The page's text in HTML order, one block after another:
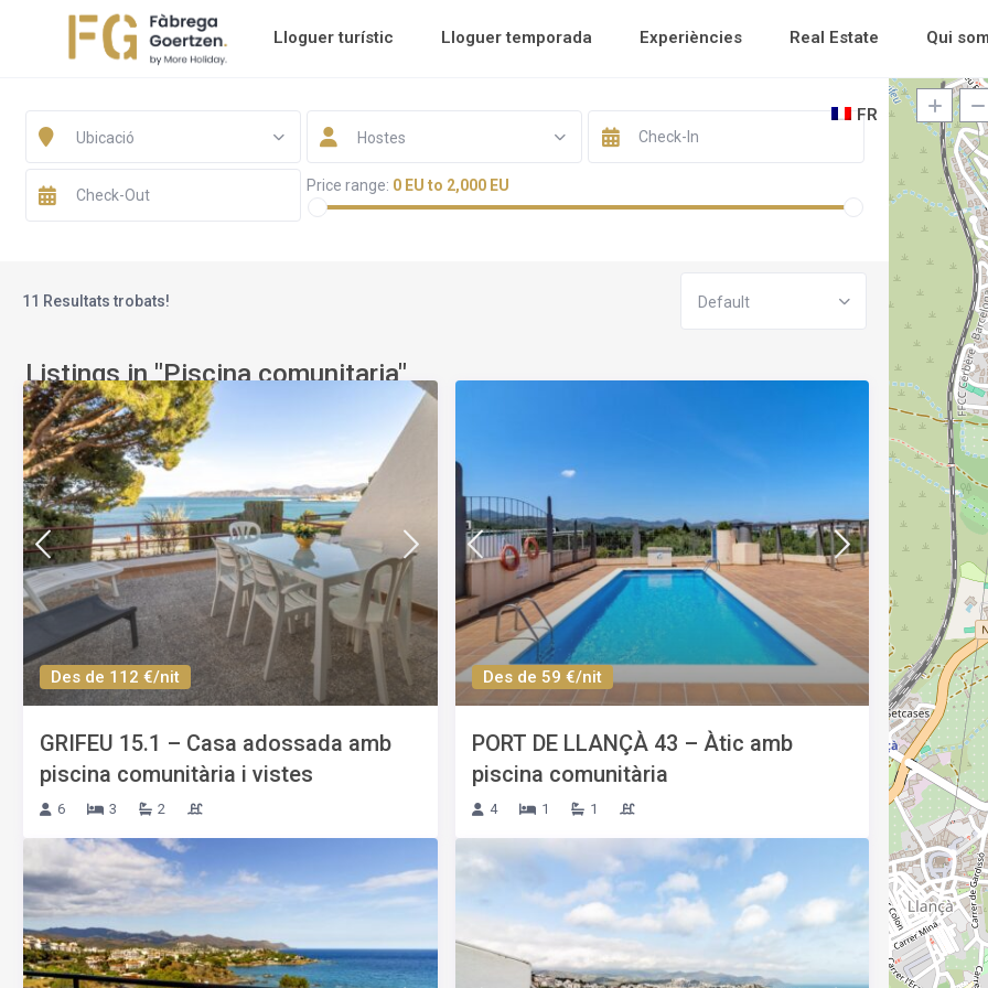
Lloguer turístic Lloguer temporada Experiències Real Estate Qui
FR
Ubicació Hostes
Price range: 0 EU to 2,000 EU
11 Resultats trobats! Default
Listings in "Piscina comunitaria"
Des de 112 €/nit
GRIFEU 15.1 – Casa adossada amb
piscina comunitària i vistes
6 3 2
Des de 59 €/nit
PORT DE LLANÇÀ 43 – Àtic amb
piscina comunitària
4 1 1